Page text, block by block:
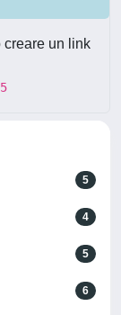
creare un link
5
4
5
6